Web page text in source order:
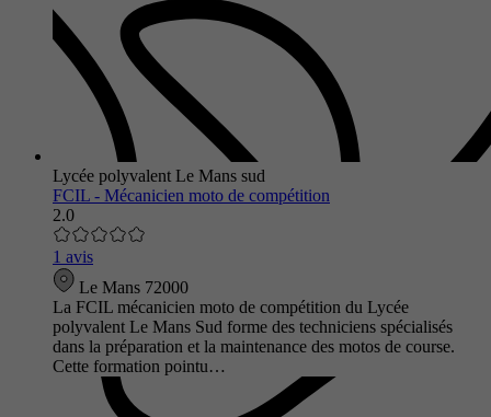
Lycée polyvalent Le Mans sud
FCIL - Mécanicien moto de compétition
2.0
1 avis
Le Mans 72000
La FCIL mécanicien moto de compétition du Lycée
polyvalent Le Mans Sud forme des techniciens spécialisés
dans la préparation et la maintenance des motos de course.
Cette formation pointu…